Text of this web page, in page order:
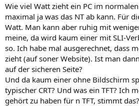
Wie viel Watt zieht ein PC im
maximal ja was das NT ab kann. Für
Watt. Man kann aber ruhig mit
meine, da wird kaum einer mit SLI-
so. Ich habe mal ausgerechnet, dass
zieht (auf soner Website). Ist man
auf der sicheren Seite?
Und da kaum einer ohne Bildschirm
typischer CRT? Und was ein TFT? Ich
gehört zu haben für n TFT, stimmt das?